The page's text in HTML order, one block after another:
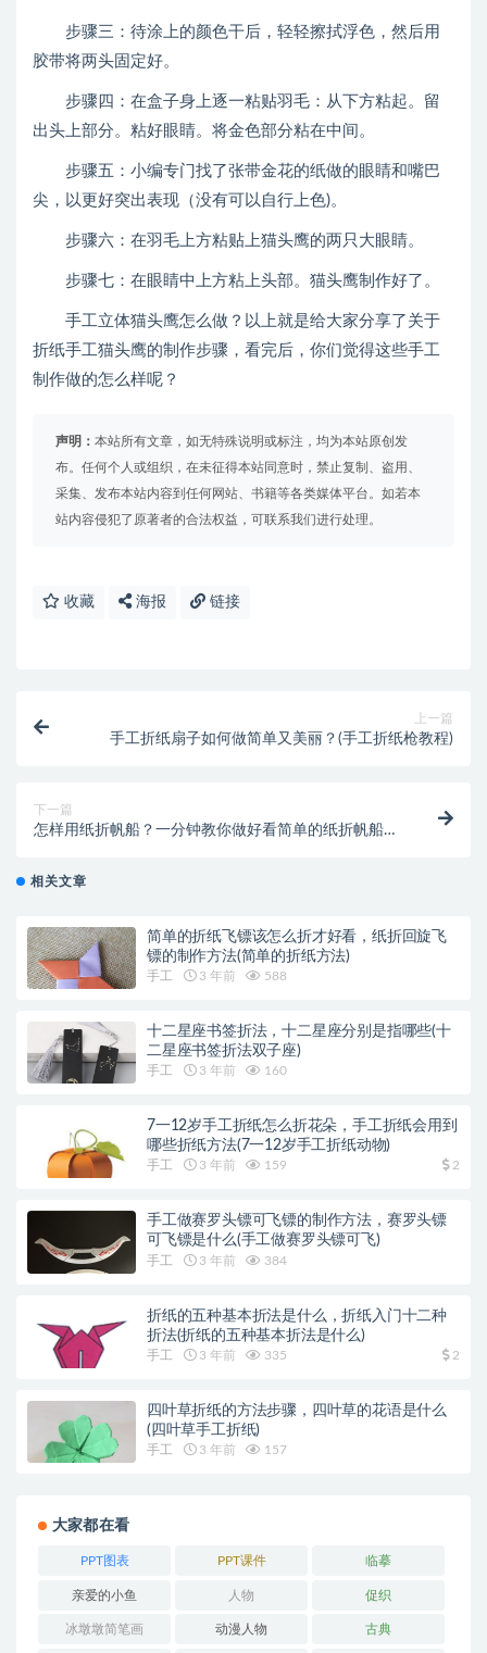
步骤三：待涂上的颜色干后，轻轻擦拭浮色，然后用
胶带将两头固定好。
步骤四：在盒子身上逐一粘贴羽毛：从下方粘起。留
出头上部分。粘好眼睛。将金色部分粘在中间。
步骤五：小编专门找了张带金花的纸做的眼睛和嘴巴
尖，以更好突出表现（没有可以自行上色)。
步骤六：在羽毛上方粘贴上猫头鹰的两只大眼睛。
步骤七：在眼睛中上方粘上头部。猫头鹰制作好了。
手工立体猫头鹰怎么做？以上就是给大家分享了关于
折纸手工猫头鹰的制作步骤，看完后，你们觉得这些手工
制作做的怎么样呢？
声明： 本站所有文章，如无特殊说明或标注，均为本站原创发
布。任何个人或组织，在未征得本站同意时，禁止复制、盗用、
采集、发布本站内容到任何网站、书籍等各类媒体平台。如若本
站内容侵犯了原著者的合法权益，可联系我们进行处理。
收藏 海报 链接
上一篇
手工折纸扇子如何做简单又美丽？(手工折纸枪教程)
下一篇
怎样用纸折帆船？一分钟教你做好看简单的纸折帆船手
相关文章
简单的折纸飞镖该怎么折才好看，纸折回旋飞
镖的制作方法(简单的折纸方法)
手工 3 年前 588
十二星座书签折法，十二星座分别是指哪些(十
二星座书签折法双子座)
手工 3 年前 160
7一12岁手工折纸怎么折花朵，手工折纸会用到
哪些折纸方法(7一12岁手工折纸动物)
手工 3 年前 159 2
手工做赛罗头镖可飞镖的制作方法，赛罗头镖
可飞镖是什么(手工做赛罗头镖可飞)
手工 3 年前 384
折纸的五种基本折法是什么，折纸入门十二种
折法(折纸的五种基本折法是什么)
手工 3 年前 335 2
四叶草折纸的方法步骤，四叶草的花语是什么
(四叶草手工折纸)
手工 3 年前 157
大家都在看
PPT图表 PPT课件 临摹
亲爱的小鱼 人物 促织
冰墩墩简笔画 动漫人物 古典